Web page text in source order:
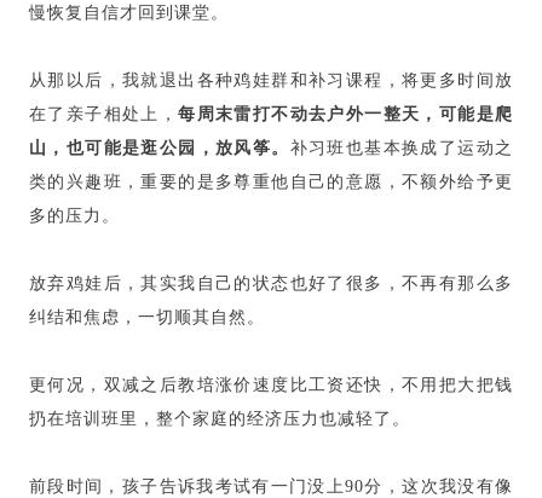
慢恢复自信才回到课堂。
从那以后，我就退出各种鸡娃群和补习课程，将更多时间放
在了亲子相处上，每周末雷打不动去户外一整天，可能是爬
山，也可能是逛公园，放风筝。 补习班也基本换成了运动之
类的兴趣班，重要的是多尊重他自己的意愿，不额外给予更
多的压力。
放弃鸡娃后，其实我自己的状态也好了很多，不再有那么多
纠结和焦虑，一切顺其自然。
更何况，双减之后教培涨价速度比工资还快，不用把大把钱
扔在培训班里，整个家庭的经济压力也减轻了。
前段时间，孩子告诉我考试有一门没上90分，这次我没有像